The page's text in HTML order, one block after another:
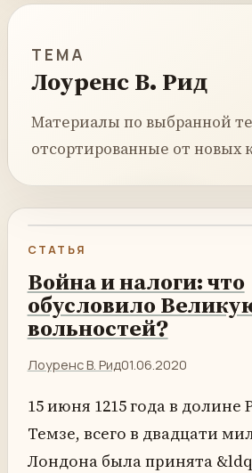
ТЕМА
Лоуренс В. Рид
Материалы по выбранной
отсортированные от новых
СТАТЬЯ
Война и налоги: что
обусловило
вольностей?
Лоуренс В. Рид01.06.2020
15 июня 1215 года в
Темзе, всего в двадцати
Лондона была принята